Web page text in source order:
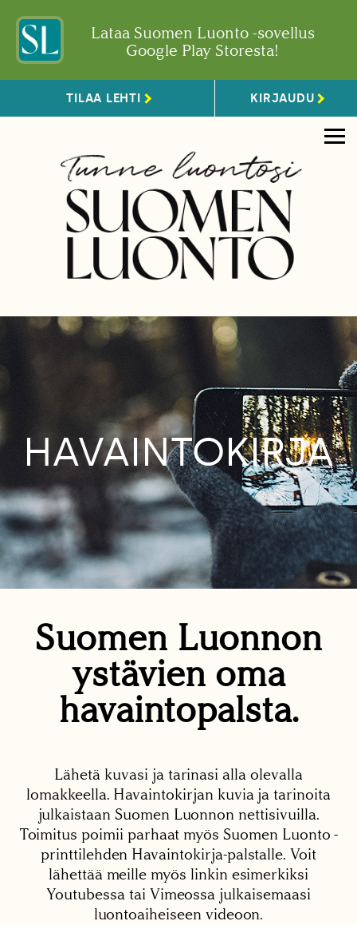
Lataa Suomen Luonto -sovellus
Google Play Storesta!
TILAA LEHTI KIRJAUDU
HAVAINTOKIRJA
Suomen Luonnon
ystävien oma
havaintopalsta.
Lähetä kuvasi ja tarinasi alla olevalla
lomakkeella. Havaintokirjan kuvia ja tarinoita
julkaistaan Suomen Luonnon nettisivuilla.
Toimitus poimii parhaat myös Suomen Luonto -
printtilehden Havaintokirja-palstalle. Voit
lähettää meille myös linkin esimerkiksi
Youtubessa tai Vimeossa julkaisemaasi
luontoaiheiseen videoon.